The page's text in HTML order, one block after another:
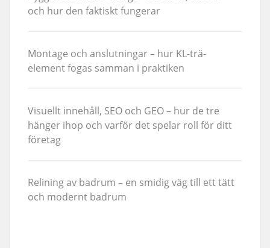
och hur den faktiskt fungerar
Montage och anslutningar – hur KL-trä-
element fogas samman i praktiken
Visuellt innehåll, SEO och GEO – hur de tre
hänger ihop och varför det spelar roll för ditt
företag
Relining av badrum – en smidig väg till ett tätt
och modernt badrum